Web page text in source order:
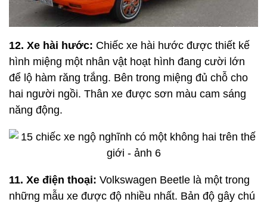
12. Xe hài hước: Chiếc xe hài hước được thiết kế
hình miệng một nhân vật hoạt hình đang cười lớn
để lộ hàm răng trắng. Bên trong miệng đủ chỗ cho
hai người ngồi. Thân xe được sơn màu cam sáng
năng động.
11. Xe điện thoại: Volkswagen Beetle là một trong
những mẫu xe được độ nhiều nhất. Bản độ gây chú